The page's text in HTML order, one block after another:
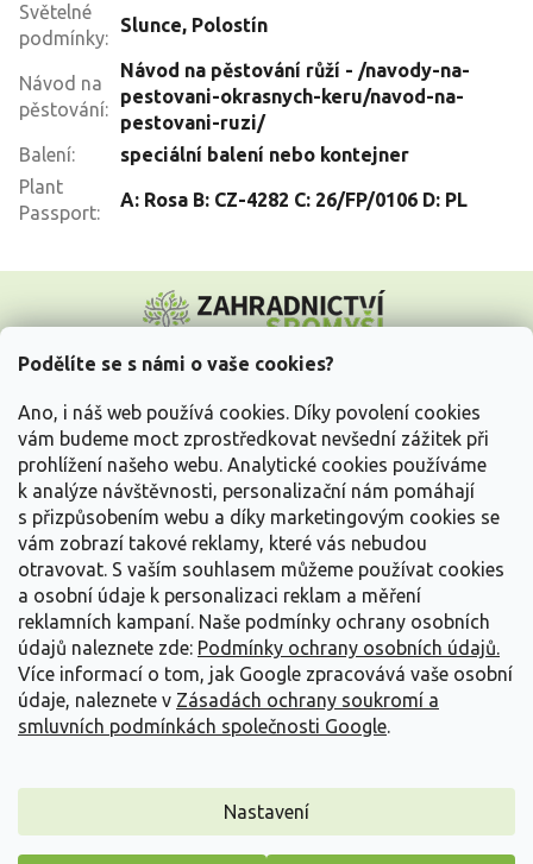
Podělíte se s námi o vaše cookies?
Ano, i náš web používá cookies. Díky povolení cookies
vám budeme moct zprostředkovat nevšední zážitek při
prohlížení našeho webu. Analytické cookies používáme
k analýze návštěvnosti, personalizační nám pomáhají
s přizpůsobením webu a díky marketingovým cookies se
vám zobrazí takové reklamy, které vás nebudou
otravovat. S vaším souhlasem můžeme používat cookies
a osobní údaje k personalizaci reklam a měření
reklamních kampaní. Naše podmínky ochrany osobních
údajů naleznete zde: Podmínky ochrany osobních údajů.
Více informací o tom, jak Google zpracovává vaše osobní
údaje, naleznete v Zásadách ochrany soukromí a
smluvních podmínkách společnosti Google.
Nastavení
Světelné
podmínky:
Slunce, Polostín
Návod na
pěstování:
Návod na pěstování růží - /navody-na-
pestovani-okrasnych-keru/navod-na-
pestovani-ruzi/
Balení:
speciální balení nebo kontejner
Plant
Passport:
A: Rosa B: CZ-4282 C: 26/FP/0106 D: PL
p
Vše o nákupu
Informace pro Vás
Kontakujte nás
Vytvořil Shoptet